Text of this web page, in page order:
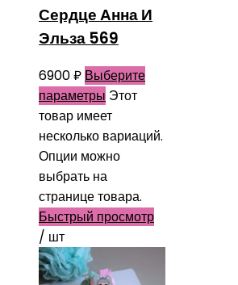
Сердце Анна И
Эльза 569
6900₽ Выберите
параметры Этот
товар имеет
несколько вариаций.
Опции можно
выбрать на
странице товара.
Быстрый просмотр
/ шт